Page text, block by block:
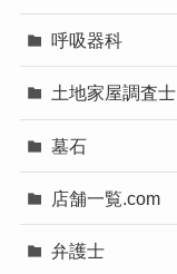
呼吸器科
土地家屋調査士
墓石
店舗一覧.com
弁護士